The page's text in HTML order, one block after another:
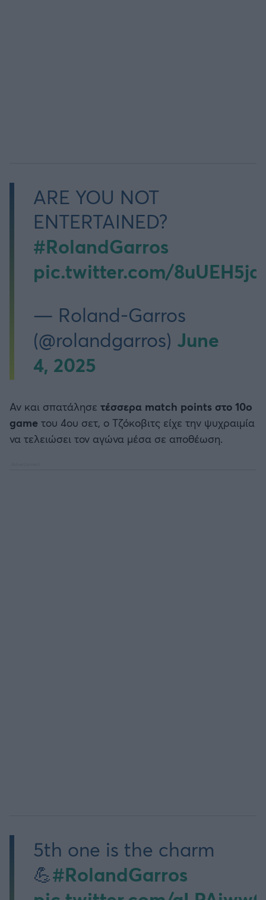
ARE YOU NOT
ENTERTAINED?
#RolandGarros
pic.twitter.com/
— Roland-Garros
(@rolandgarros) June
4, 2025
Αν και σπατάλησε τέσσερα match points στο 10o
game του 4ου σετ, ο Τζόκοβιτς είχε την ψυχραιμία
να τελειώσει τον αγώνα μέσα σε αποθέωση.
5th one is the charm
💪#RolandGarros